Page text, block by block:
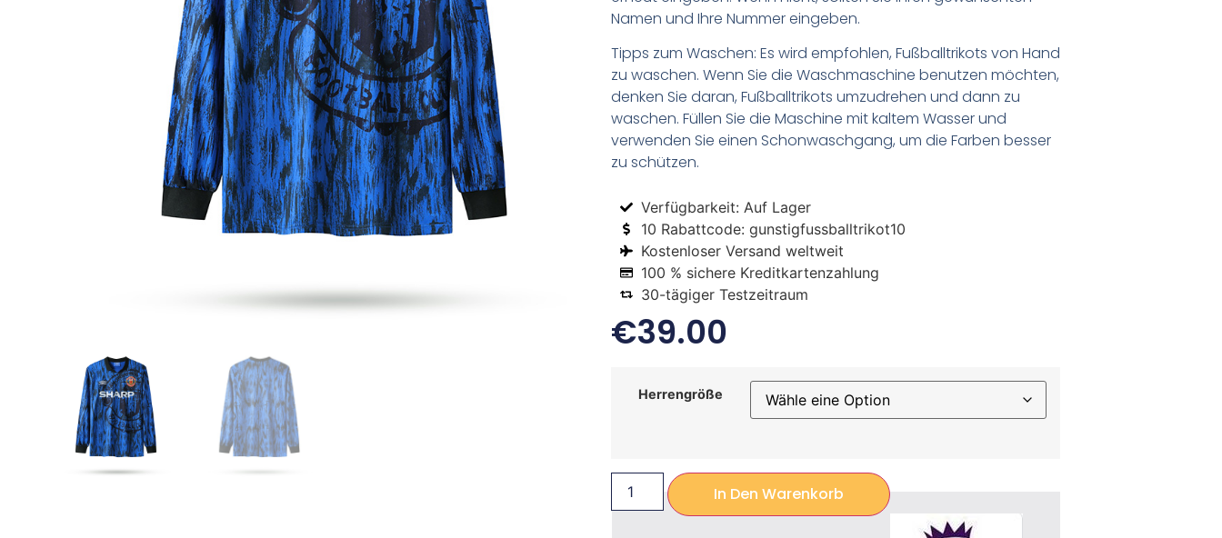
Namen und Ihre Nummer eingeben.
Tipps zum Waschen: Es wird empfohlen, Fußballtrikots von Hand
zu waschen. Wenn Sie die Waschmaschine benutzen möchten,
denken Sie daran, Fußballtrikots umzudrehen und dann zu
waschen. Füllen Sie die Maschine mit kaltem Wasser und
verwenden Sie einen Schonwaschgang, um die Farben besser
zu schützen.
Verfügbarkeit: Auf Lager
10 Rabattcode: gunstigfussballtrikot10
Kostenloser Versand weltweit
100 % sichere Kreditkartenzahlung
30-tägiger Testzeitraum
€39.00
Herrengröße
In Den Warenkorb